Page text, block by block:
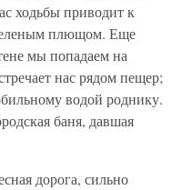
ходьбы приводит к
плющом. Еще
мы попадаем на
нас рядом пещер;
водой роднику.
баня, давшая
дорога, сильно